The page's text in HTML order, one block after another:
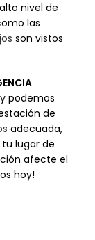
nivel de
las
son vistos
y podemos
de
adecuada,
lugar de
afecte el
hoy!